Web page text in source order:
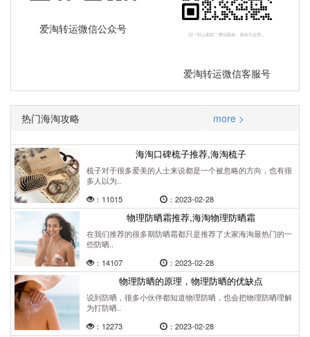
爱淘转运微信公众号
爱淘转运微信客服号
热门海淘攻略 more >
海淘口碑梳子推荐,海淘梳子
梳子对于很多爱美的人士来说都是一个被忽略的方向，也有很
多人以为..
：11015
：2023-02-28
物理防晒霜推荐,海淘物理防晒霜
在我们推荐的很多期防晒霜都只是推荐了大家海淘最热门的一
些防晒..
：14107
：2023-02-28
物理防晒的原理，物理防晒的优缺点
说到防晒，很多小伙伴都知道物理防晒，也会把物理防晒理解
为打防晒..
：12273
：2023-02-28